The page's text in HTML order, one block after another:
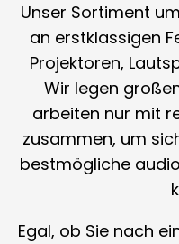
Unser Sortiment
an erstklassigen
Projektoren,
Wir legen
arbeiten nur mit
zusammen, um
bestmögliche
Egal, ob Sie nach